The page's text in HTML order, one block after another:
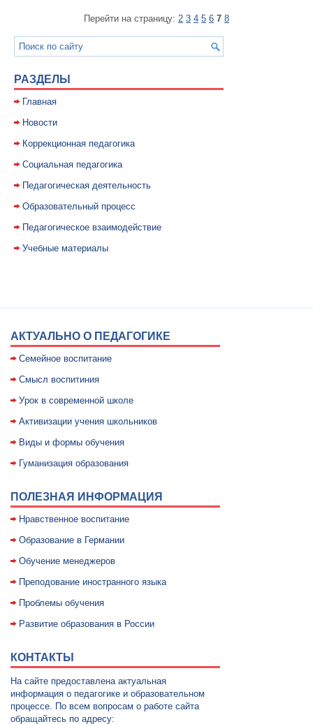
Перейти на страницу: 2 3 4 5 6 7 8
РАЗДЕЛЫ
Главная
Новости
Коррекционная педагогика
Социальная педагогика
Педагогическая деятельность
Образовательный процесс
Педагогическое взаимодействие
Учебные материалы
АКТУАЛЬНО О ПЕДАГОГИКЕ
Семейное воспитание
Смысл воспитиния
Уpок в совpеменной школе
Активизации учения школьников
Виды и формы обучения
Гуманизация образования
ПОЛЕЗНАЯ ИНФОРМАЦИЯ
Нравственное воспитание
Образование в Германии
Обучение менеджеров
Преподование иностранного языка
Проблемы обучения
Развитие образования в России
КОНТАКТЫ
На сайте предоставлена актуальная
информация о педагогике и образовательном
процессе. По всем вопросам о работе сайта
обращайтесь по адресу: